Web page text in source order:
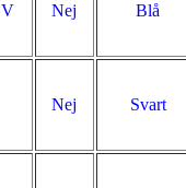
V Nej Blå
Nej Svart